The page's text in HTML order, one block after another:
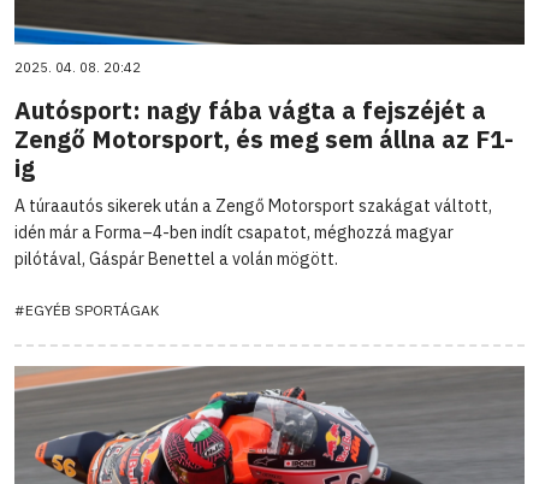
2025. 04. 08. 20:42
Autósport: nagy fába vágta a fejszéjét a
Zengő Motorsport, és meg sem állna az F1-
ig
A túraautós sikerek után a Zengő Motorsport szakágat váltott,
idén már a Forma–4-ben indít csapatot, méghozzá magyar
pilótával, Gáspár Benettel a volán mögött.
#EGYÉB SPORTÁGAK